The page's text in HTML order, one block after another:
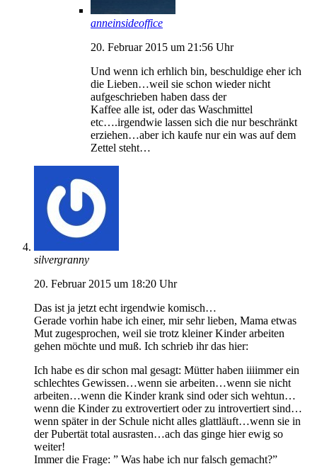
anneinsideoffice
20. Februar 2015 um 21:56 Uhr
Und wenn ich erhlich bin, beschuldige eher ich
die Lieben…weil sie schon wieder nicht
aufgeschrieben haben dass der
Kaffee alle ist, oder das Waschmittel
etc….irgendwie lassen sich die nur beschränkt
erziehen…aber ich kaufe nur ein was auf dem
Zettel steht…
silvergranny
20. Februar 2015 um 18:20 Uhr
Das ist ja jetzt echt irgendwie komisch…
Gerade vorhin habe ich einer, mir sehr lieben, Mama etwas
Mut zugesprochen, weil sie trotz kleiner Kinder arbeiten
gehen möchte und muß. Ich schrieb ihr das hier:
Ich habe es dir schon mal gesagt: Mütter haben iiiimmer ein
schlechtes Gewissen…wenn sie arbeiten…wenn sie nicht
arbeiten…wenn die Kinder krank sind oder sich wehtun…
wenn die Kinder zu extrovertiert oder zu introvertiert sind…
wenn später in der Schule nicht alles glattläuft…wenn sie in
der Pubertät total ausrasten…ach das ginge hier ewig so
weiter!
Immer die Frage: ” Was habe ich nur falsch gemacht?”